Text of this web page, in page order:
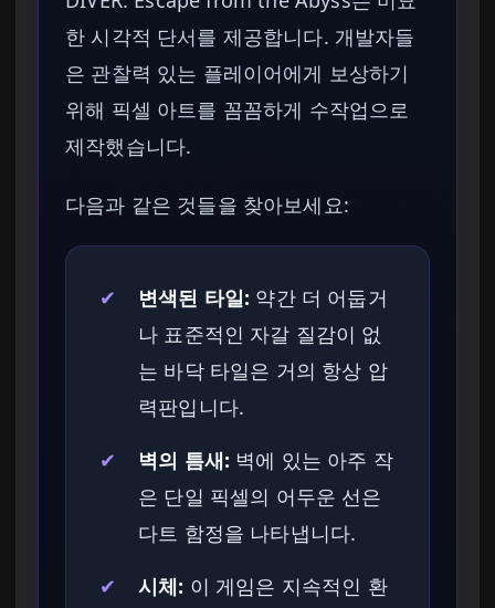
한 시각적 단서를 제공합니다. 개발자들
은 관찰력 있는 플레이어에게 보상하기
위해 픽셀 아트를 꼼꼼하게 수작업으로
제작했습니다.
다음과 같은 것들을 찾아보세요:
✔ 변색된 타일: 약간 더 어둡거
나 표준적인 자갈 질감이 없
는 바닥 타일은 거의 항상 압
력판입니다.
✔
벽의 틈새: 벽에 있는 아주 작
은 단일 픽셀의 어두운 선은
다트 함정을 나타냅니다.
✔
시체: 이 게임은 지속적인 환